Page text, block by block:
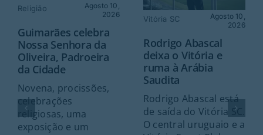
Religião
Agosto 10,
2026
Guimarães celebra
Nossa Senhora da
Oliveira, Padroeira
da Cidade
Novena, procissões,
celebrações
religiosas, uma
exposição e um
Vitória SC
Agosto 10,
2026
Rodrigo Abascal
deixa o Vitória e
ruma à Arábia
Saudita
Rodrigo Abascal está
de saída do Vitória SC.
O central uruguaio e a